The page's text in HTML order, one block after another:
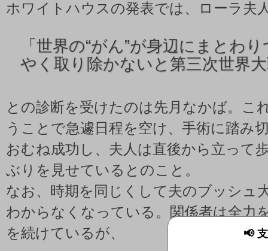
📢
ホワイトハウスの発表では、ローラ夫
「 世界の“がん”が身辺にまとわ
やく取り除かないと第三次世界
との診断を受けたのは先月なかば。こ
うことで急遽日程を空け、手術に踏み
おむね成功し、夫人は直後から立って
ぶりを見せているとのこと。
なお、時期を同じくして夫のブッシュ
わからなくなっている。関係者は全力
を続けているが、